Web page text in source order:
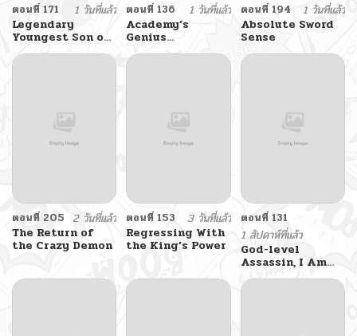
ตอนที่ 171
1 วันที่แล้ว
Legendary
Youngest Son of
the Marquis
House
ตอนที่ 136
1 วันที่แล้ว
Academy’s
Genius
Swordmaster นัก
ดาบอัจฉริยะจากอะคา
ตอนที่ 194
1 วันที่แล้ว
Absolute Sword
Sense
ตอนที่ 205 2 วันที่แล้ว
The Return of
the Crazy Demon
ตอนที่ 153
3 วันที่แล้ว
Regressing With
the King’s Power
ตอนที่ 131
1 สัปดาห์ที่แล้ว
God-level
Assassin, I Am
the Shadow